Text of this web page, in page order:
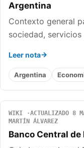
Argentina
Contexto general
sociedad,
Leer nota
Argentina
WIKI ACTUALIZADO 8
MARTÍN ÁLVAREZ
Banco Central